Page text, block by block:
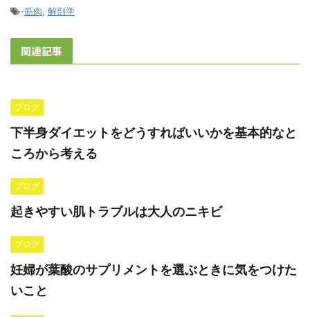
-筋肉, 解剖学
関連記事
ブログ
下半身ダイエットをどうすればいいかを基本的なと
ころから考える
ブログ
起きやすい肌トラブルは大人のニキビ
ブログ
妊婦が葉酸のサプリメントを選ぶときに気をつけた
いこと